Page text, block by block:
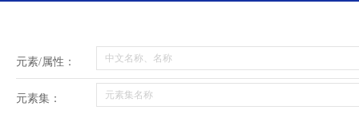
元素/属性：
元素集：